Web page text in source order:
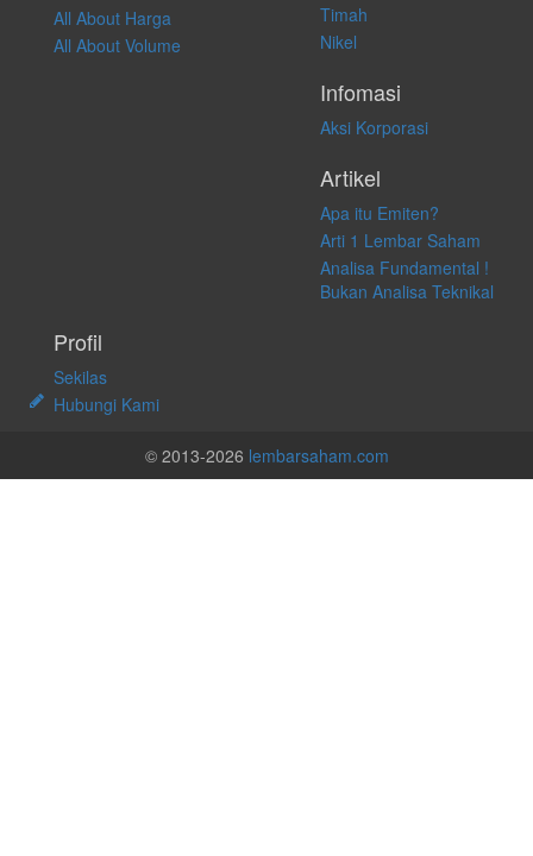
All About Harga
All About Volume
Timah
Nikel
Infomasi
Aksi Korporasi
Artikel
Apa itu Emiten?
Arti 1 Lembar Saham
Analisa Fundamental !
Bukan Analisa Teknikal
Profil
Sekilas
Hubungi Kami
© 2013-2026 lembarsaham.com